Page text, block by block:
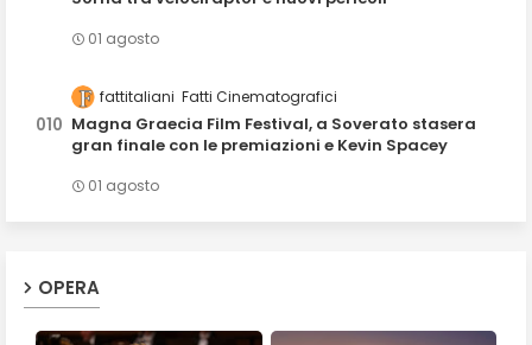
01 agosto
fattitaliani Fatti Cinematografici
Magna Graecia Film Festival, a Soverato stasera
gran finale con le premiazioni e Kevin Spacey
01 agosto
OPERA